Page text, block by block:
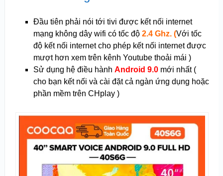
Đầu tiên phải nói tới tivi được kết nối internet
mạng không dây wifi có tốc độ 2.4 Ghz. (Với tốc
độ kết nối internet cho phép kết nối internet được
mượt hơn xem trên kênh Youtube thoải mái )
Sử dụng hệ điều hành Android 9.0 mới nhất (
cho bạn kết nối và cài đặt cả ngàn ứng dụng hoặc
phần mềm trên CHplay )